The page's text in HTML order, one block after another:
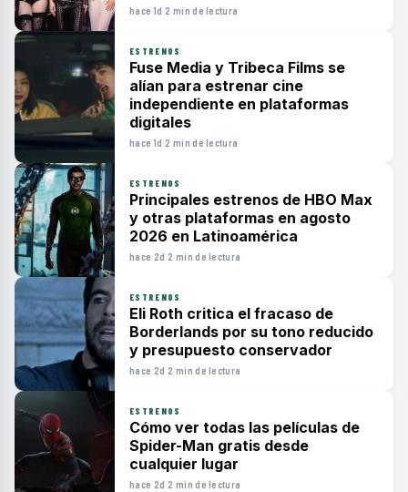
hace 1d·2 min de lectura
ESTRENOS
Fuse Media y Tribeca Films se
alían para estrenar cine
independiente en plataformas
digitales
hace 1d·2 min de lectura
ESTRENOS
Principales estrenos de HBO Max
y otras plataformas en agosto
2026 en Latinoamérica
hace 2d·2 min de lectura
ESTRENOS
Eli Roth critica el fracaso de
Borderlands por su tono reducido
y presupuesto conservador
hace 2d·2 min de lectura
ESTRENOS
Cómo ver todas las películas de
Spider-Man gratis desde
cualquier lugar
hace 2d·2 min de lectura